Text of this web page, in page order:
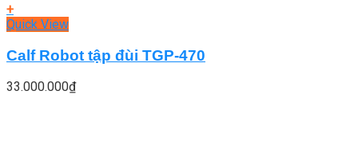
+
Quick View
Calf Robot tập đùi TGP-470
33.000.000₫